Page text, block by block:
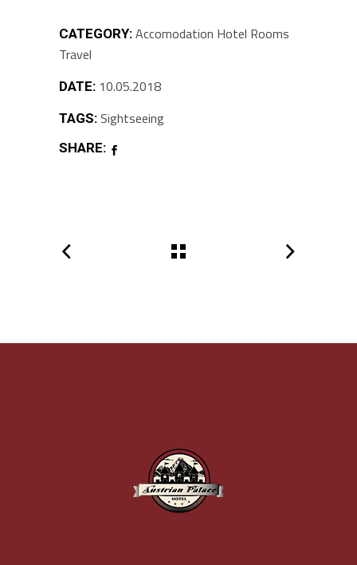
CATEGORY: Accomodation Hotel Rooms
Travel
DATE: 10.05.2018
TAGS: Sightseeing
SHARE: